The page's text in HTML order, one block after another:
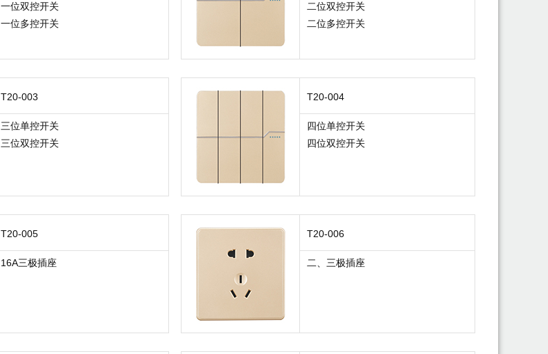
一位双控开关
一位多控开关
二位双控开关
二位多控开关
T20-003
三位单控开关
三位双控开关
T20-004
四位单控开关
四位双控开关
T20-005
16A三极插座
T20-006
二、三极插座